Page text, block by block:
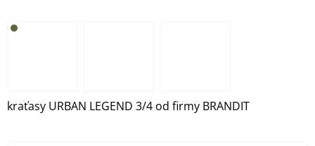
kraťasy URBAN LEGEND 3/4 od firmy BRANDIT